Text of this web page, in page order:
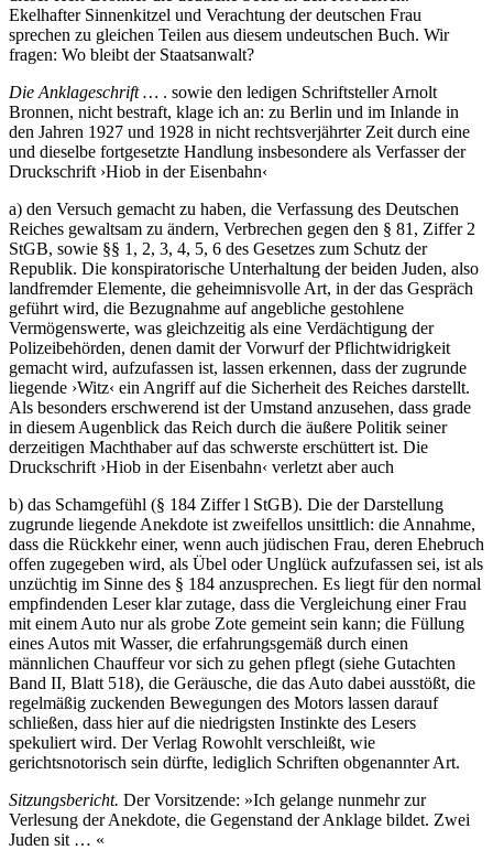
Ekelhafter Sinnenkitzel und Verachtung der deutschen Frau
sprechen zu gleichen Teilen aus diesem undeutschen Buch. Wir
fragen: Wo bleibt der Staatsanwalt?
Die Anklageschrift … . sowie den ledigen Schriftsteller Arnolt
Bronnen, nicht bestraft, klage ich an: zu Berlin und im Inlande in
den Jahren 1927 und 1928 in nicht rechtsverjährter Zeit durch eine
und dieselbe fortgesetzte Handlung insbesondere als Verfasser der
Druckschrift ›Hiob in der Eisenbahn‹
a) den Versuch gemacht zu haben, die Verfassung des Deutschen
Reiches gewaltsam zu ändern, Verbrechen gegen den § 81, Ziffer 2
StGB, sowie §§ 1, 2, 3, 4, 5, 6 des Gesetzes zum Schutz der
Republik. Die konspiratorische Unterhaltung der beiden Juden, also
landfremder Elemente, die geheimnisvolle Art, in der das Gespräch
geführt wird, die Bezugnahme auf angebliche gestohlene
Vermögenswerte, was gleichzeitig als eine Verdächtigung der
Polizeibehörden, denen damit der Vorwurf der Pflichtwidrigkeit
gemacht wird, aufzufassen ist, lassen erkennen, dass der zugrunde
liegende ›Witz‹ ein Angriff auf die Sicherheit des Reiches darstellt.
Als besonders erschwerend ist der Umstand anzusehen, dass grade
in diesem Augenblick das Reich durch die äußere Politik seiner
derzeitigen Machthaber auf das schwerste erschüttert ist. Die
Druckschrift ›Hiob in der Eisenbahn‹ verletzt aber auch
b) das Schamgefühl (§ 184 Ziffer l StGB). Die der Darstellung
zugrunde liegende Anekdote ist zweifellos unsittlich: die Annahme,
dass die Rückkehr einer, wenn auch jüdischen Frau, deren Ehebruch
offen zugegeben wird, als Übel oder Unglück aufzufassen sei, ist als
unzüchtig im Sinne des § 184 anzusprechen. Es liegt für den normal
empfindenden Leser klar zutage, dass die Vergleichung einer Frau
mit einem Auto nur als grobe Zote gemeint sein kann; die Füllung
eines Autos mit Wasser, die erfahrungsgemäß durch einen
männlichen Chauffeur vor sich zu gehen pflegt (siehe Gutachten
Band II, Blatt 518), die Geräusche, die das Auto dabei ausstößt, die
regelmäßig zuckenden Bewegungen des Motors lassen darauf
schließen, dass hier auf die niedrigsten Instinkte des Lesers
spekuliert wird. Der Verlag Rowohlt verschleißt, wie
gerichtsnotorisch sein dürfte, lediglich Schriften obgenannter Art.
Sitzungsbericht. Der Vorsitzende: »Ich gelange nunmehr zur
Verlesung der Anekdote, die Gegenstand der Anklage bildet. Zwei
Juden sit … «